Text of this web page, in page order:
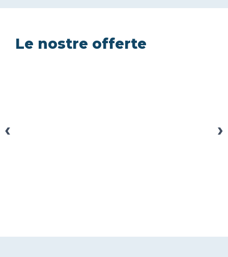
Le nostre offerte
‹ ›